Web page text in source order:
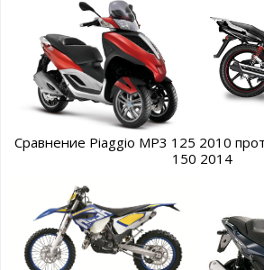
Сравнение Piaggio MP3 125 2010
150 2014